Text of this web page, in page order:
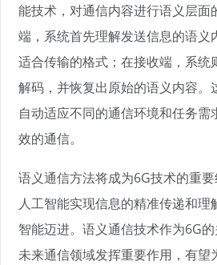
能技术，对通信内容进行语义层面
端，系统首先理解发送信息的语义
适合传输的格式；在接收端，系统
解码，并恢复出原始的语义内容。
自动适应不同的通信环境和任务需
效的通信。
语义通信方法将成为6G技术的重
人工智能实现信息的精准传递和理
智能迈进。语义通信技术作为6G
未来通信领域发挥重要作用，有望